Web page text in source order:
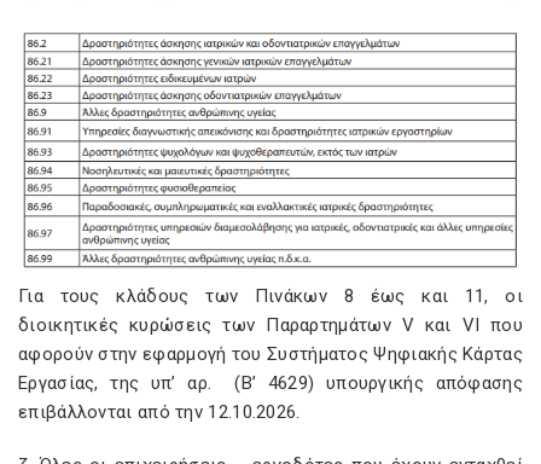
Για τους κλάδους των Πινάκων 8 έως και 11, οι
διοικητικές κυρώσεις των Παραρτημάτων V και VI που
αφορούν στην εφαρμογή του Συστήματος Ψηφιακής Κάρτας
Εργασίας, της υπ’ αρ.
(Β’ 4629) υπουργικής απόφασης
επιβάλλονται από την 12.10.2026.